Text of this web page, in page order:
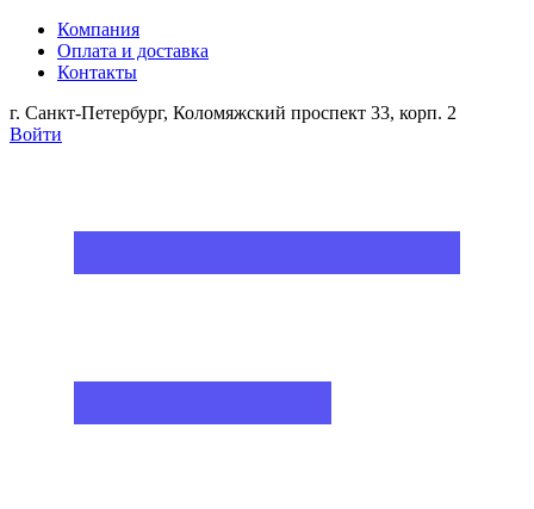
Компания
Оплата и доставка
Контакты
г. Санкт-Петербург, Коломяжский проспект 33, корп. 2
Войти